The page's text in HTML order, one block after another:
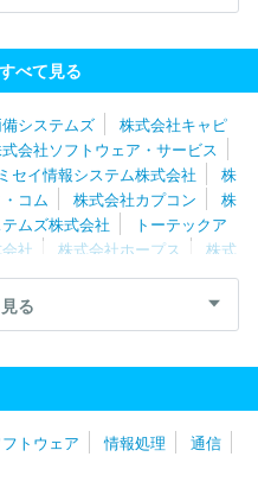
会社カプコン
株式会社テクノ
株式会社
べて見る
システムズ
株式会社キャピ
会社ソフトウェア・サービス
セイ情報システム株式会社
株
コム 株式会社カプコン
株
ムズ株式会社
トーテックア
社 株式会社ホープス
株式
株式会社エスピック
株式会
サステクノロジーズ株式会社
会社
株式会社日立ソリューシ
会社
伊藤忠テクノソリューションズ株
る
フトウェア 情報処理
通信